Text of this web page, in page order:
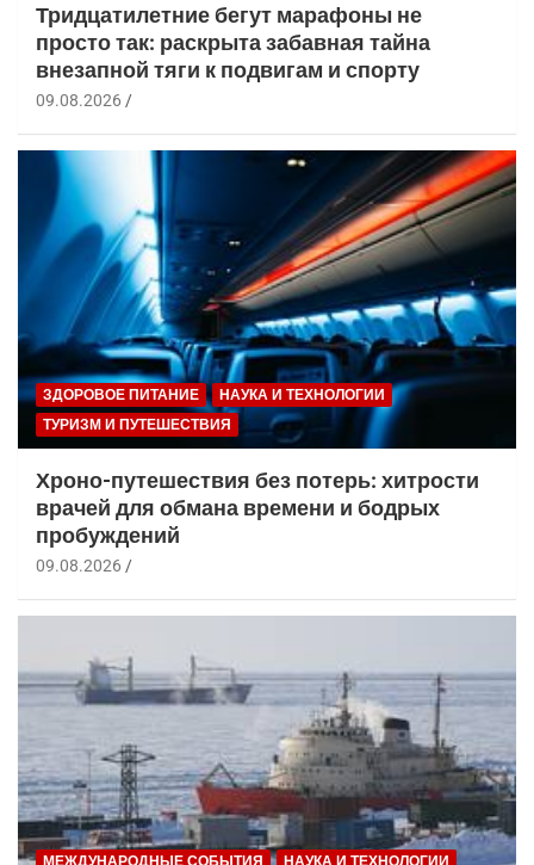
Тридцатилетние бегут марафоны не
просто так: раскрыта забавная тайна
внезапной тяги к подвигам и спорту
09.08.2026
ЗДОРОВОЕ ПИТАНИЕ
НАУКА И ТЕХНОЛОГИИ
ТУРИЗМ И ПУТЕШЕСТВИЯ
Хроно-путешествия без потерь: хитрости
врачей для обмана времени и бодрых
пробуждений
09.08.2026
МЕЖДУНАРОДНЫЕ СОБЫТИЯ НАУКА И ТЕХНОЛОГИИ